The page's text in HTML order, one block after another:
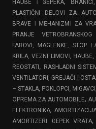
HAUBE I GEPEKA
PLASTIČNI DELOVI ZA
BRAVE I MEHANIZMI ZA
PRANJE
FAROVI, MAGLENKE, STOP
KRILA, VEZNI LIMOVI,
REOSTATI ,
RASHLADNI
VENTILATORI, GREJAČI I
– STAKLA, POKLOPCI, MIGAVCI,
OPREMA ZA AUTOMOBILE,
ELEKTRONIKA,
AMORTIZERI GEPEK VRATA,